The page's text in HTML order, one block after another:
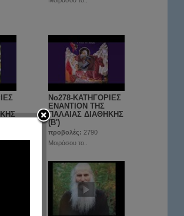
No278-ΚΑΤΗΓΟΡΙΕΣ
ΕΝΑΝΤΙΟΝ ΤΗΣ
ΠΑΛΑΙΑΣ ΔΙΑΘΗΚΗΣ
(Β')
προβολές: 2790
Μοιράσου το..